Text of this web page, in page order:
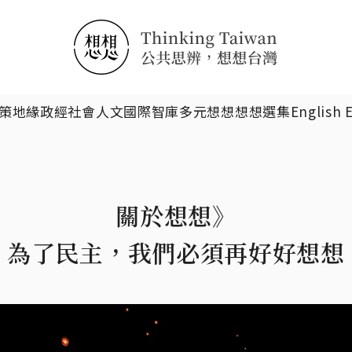
地緣政經社會人文國際智庫多元想想想想選集English
關於想想》
為了民主，我們必須再好好想想